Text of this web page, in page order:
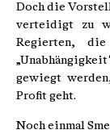
Doch die
verteidigt zu
Regierten,
gewiegt
Profit geht.
Noch einmal